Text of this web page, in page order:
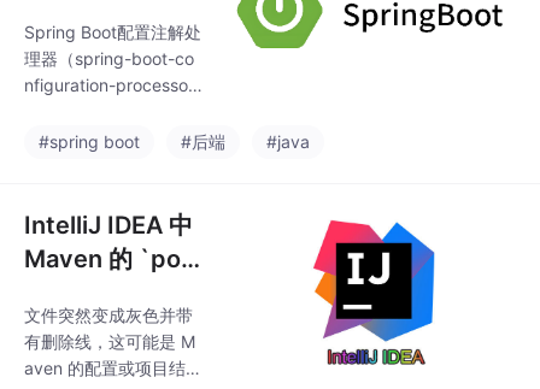
浏览器没有出现同样的
问题，可能是因为它对
长整型数字有更好的兼
符串形式来处理这些数
进行测试
onfiguration-pr
ocessor
Spring Boot配置注解处
理器（spring-boot-co
nfiguration-processo
键工具，它通过生成元
其核心原理、使用方法
（Maven/Gradle配置、
编译验证）、常见问题
法（自定义元数据、嵌
套属性）。对比@Confi
gurationProperties与@
#spring boot #后端 #java
IntelliJ IDEA 中
Maven 的 `po
横线？一文详解
解决方法
文件突然变成灰色并带
有删除线，这可能是 M
aven 的配置或项目结构